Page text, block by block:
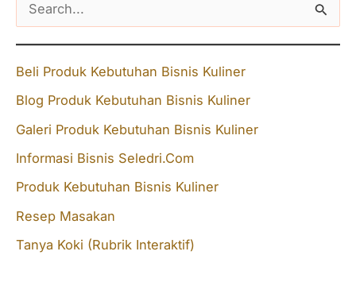
e
r
c
h
f
o
Beli Produk Kebutuhan Bisnis Kuliner
Blog Produk Kebutuhan Bisnis Kuliner
Galeri Produk Kebutuhan Bisnis Kuliner
Informasi Bisnis Seledri.Com
Produk Kebutuhan Bisnis Kuliner
Resep Masakan
Tanya Koki (Rubrik Interaktif)